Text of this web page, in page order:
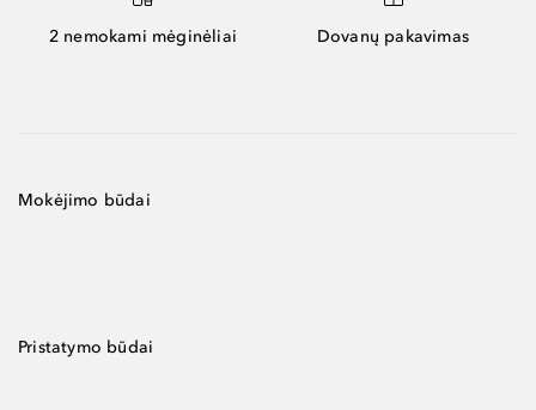
2 nemokami mėginėliai Dovanų pakavimas
Mokėjimo būdai
Pristatymo būdai